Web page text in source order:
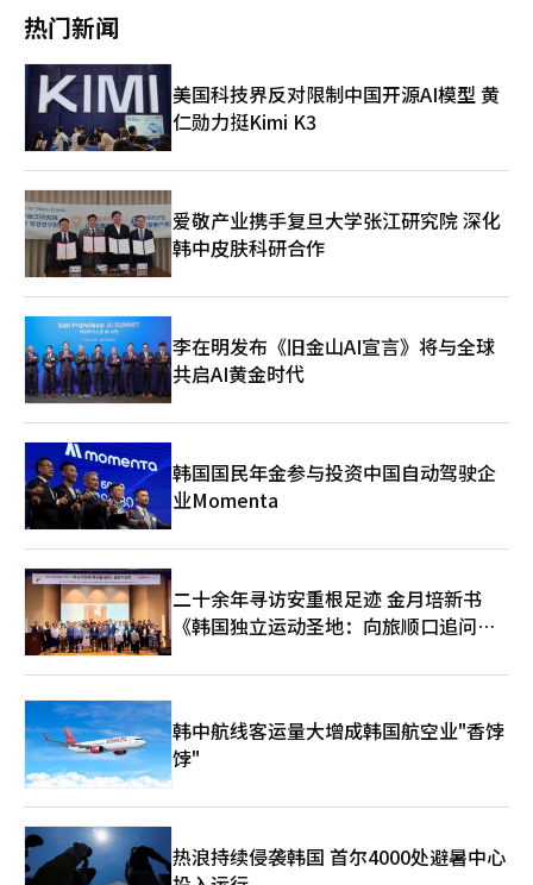
关食材及外卖配送服务的发展。 然而，业内对麻辣炸串的长期发
度可能难以持久。以糖葫芦为例，根据行政安全部许可数据，从去
年到今年，店名中含“糖葫芦”的门店已有182家关门，是目前营
业店铺数量的约四倍，显示消费者在尝鲜后热度迅速下降。麻辣炸
串的经营者也表示，尽管市场需求旺盛，但仍担心该品类能否长期
维持热度，或仅为昙花一现。 在热潮背后，专家提醒，麻辣炸串
虽便捷且口味丰富，但调料油脂含量高、口感辛辣，可能增加胃部
负担。尤其是辣味调料，会刺激口腔和胃黏膜，有消化疾病或对辣
味敏感的人应适度控制食用频率。专家建议，可选择低辣档位，并
搭配绿色蔬菜，以兼顾美味与健康。 总体来看，麻辣炸串的流行
不仅反映了韩国MZ世代对个性化、便捷化小吃的追求，也显示出
中国食品在韩国市场持续增长的潜力。未来，能否形成长期、稳定
的消费市场，将取决于品牌创新能力、口味优化水平、健康理念的
落实以及多渠道营销策略的执行。业内观察人士认为，如果企业能
够在口味、服务与健康之间找到平衡，麻辣炸串有望成为韩国街头
小吃的新常态。
活动的品牌日均成交额最高可达平时的100倍。 直播电商被视为传
统电视购物向线上转型的电商模式，但其最大特点在于与观众进行
实时互动，为消费者提供全新的购物体验。尤其是Z世代（1995年
至2009年出生）更倾向信任与自身产生共鸣的网红或品牌。 美国
市场调研机构YPulse数据显示，去年TikTok Shop在美国播出超过
800万小时的直播内容；五分之四的TikTok用户表示，通过
TikTok Shop认识了新的品牌或产品。 同时，欧利芙洋也在尝试
购物与娱乐效应相结合的全新直播节目。节目中主播亲自示范产品
并分享使用体验，与观众实时交流。 从受众结构来看，直播电商
的主要观众群体为10至20多岁女性。月度活跃用户数（MAU）达
1000万的ABLY数据显示，直播观众中20岁出头占比最高，而在美
妆品类上，10多岁用户比例相对较高。因此，直播电商通常集中在
晚间时段，用户在通勤或用餐时间观看30分钟至1小时的直播内
增加，通过手机观看视频内容的人群持续扩大，这一趋势也被视为
直播电商市场快速成长的重要因素。从品牌角度看，直播电商不仅
有助于短期销售提升，更为品牌构建粉丝基础、增强客户忠诚度。
业内普遍认为，直播电商需求将持续扩大。
热门新闻
美国科技界反对限制中国开源AI模型 黄
仁勋力挺Kimi K3
爱敬产业携手复旦大学张江研究院 深化
韩中皮肤科研合作
李在明发布《旧金山AI宣言》将与全球
共启AI黄金时代
韩国国民年金参与投资中国自动驾驶企
业Momenta
二十余年寻访安重根足迹 金月培新书
《韩国独立运动圣地：向旅顺口追问历
韩中航线客运量大增成韩国航空业"香饽
饽"
热浪持续侵袭韩国 首尔4000处避暑中心